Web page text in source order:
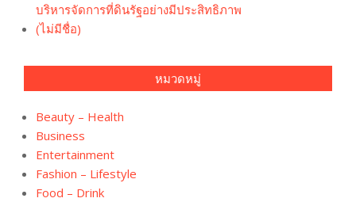
บริหารจัดการที่ดินรัฐอย่างมีประสิทธิภาพ
(ไม่มีชื่อ)
หมวดหมู่
Beauty – Health
Business
Entertainment
Fashion – Lifestyle
Food – Drink